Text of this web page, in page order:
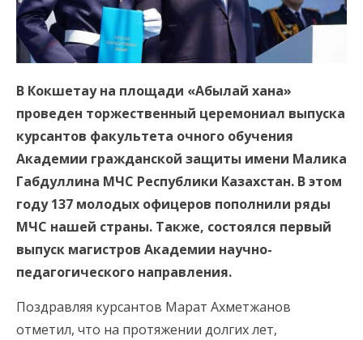
В Кокшетау на площади «Абылай хана»
проведен торжественный церемониал выпуска
курсантов факультета очного обучения
Академии гражданской защиты имени Малика
Габдуллина МЧС Республики Казахстан. В этом
году 137 молодых офицеров пополнили ряды
МЧС нашей страны. Также, состоялся первый
выпуск магистров Академии научно-
педагогического направления.
Поздравляя курсантов Марат Ахметжанов
отметил, что на протяжении долгих лет,